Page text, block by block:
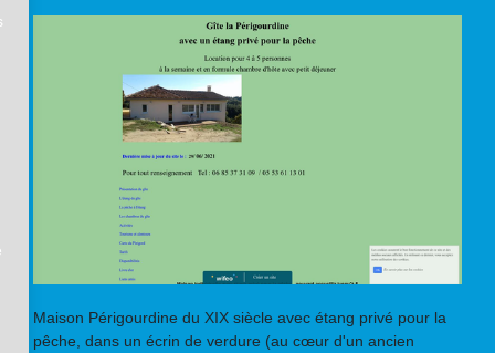
Maison Périgourdine du XIX siècle avec étang privé pour la
pêche, dans un écrin de verdure (au cœur d'un ancien